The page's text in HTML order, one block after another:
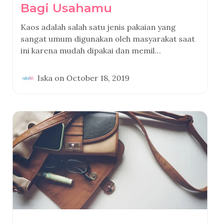
Bagi Usahamu
Kaos adalah salah satu jenis pakaian yang
sangat umum digunakan oleh masyarakat saat
ini karena mudah dipakai dan memil…
Iska on October 18, 2019